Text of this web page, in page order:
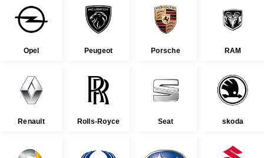
Opel Peugeot Porsche RAM
Renault Rolls-Royce Seat skoda